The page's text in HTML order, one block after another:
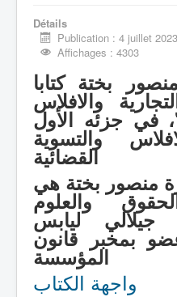
Détails
Publication : 4 juillet 2023
Affichages : 4303
بختة كتابا
والافلاس
في جزئه الأول
والتسوية
القضائية
منصور بختة هي
والعلوم
جيلالي ليابس
بمخبر قانون
المؤسسة
واجهة الكتاب